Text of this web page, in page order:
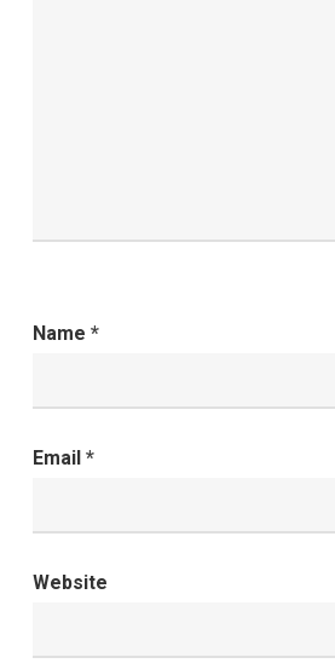
Name *
Email *
Website